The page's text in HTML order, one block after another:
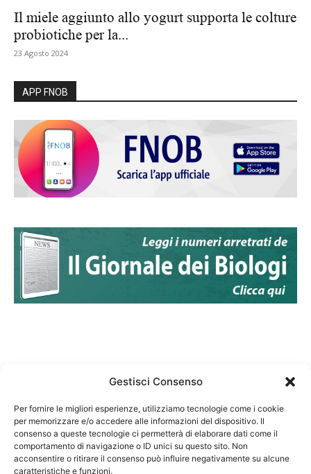
Gestisci Consenso
Per fornire le migliori esperienze, utilizziamo tecnologie come i cookie
per memorizzare e/o accedere alle informazioni del dispositivo. Il
consenso a queste tecnologie ci permetterà di elaborare dati come il
comportamento di navigazione o ID unici su questo sito. Non
acconsentire o ritirare il consenso può influire negativamente su alcune
caratteristiche e funzioni.
Il miele aggiunto allo yogurt supporta le colture
probiotiche per la...
23 Agosto 2024
APP FNOB
Federazione Nazionale Degli Ordini dei Biologi:
codice fiscale 80069130583
Responsabile sito internet www.fnob.it: Vincenzo